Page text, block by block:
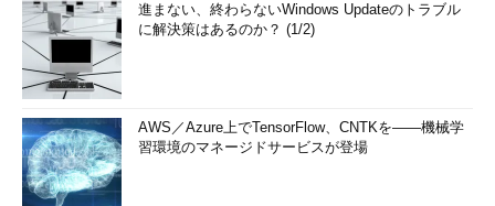
進まない、終わらないWindows Updateのトラブル
に解決策はあるのか？ (1/2)
AWS／Azure上でTensorFlow、CNTKを――機械学
習環境のマネージドサービスが登場